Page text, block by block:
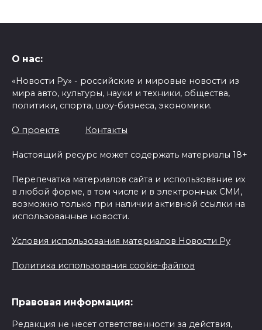
О нас:
«Новости Ру» - российские и мировые новости из
мира авто, культуры, науки и техники, общества,
политики, спорта, шоу-бизнеса, экономики.
О проекте Контакты
Настоящий ресурс может содержать материалы 18+
Перепечатка материалов сайта и использование их
в любой форме, в том числе и в электронных СМИ,
возможно только при наличии активной ссылки на
использованные новости.
Условия использования материалов Новости Ру
Политика использования cookie-файлов
Правовая информация:
Редакция не несет ответственности за действия,